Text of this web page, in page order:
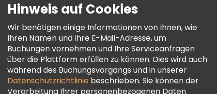
AGB Und Rechtliches
Cookie-Richtlinie
Freetour Auszeichnungen
Treueprogramm
Hinweis auf Cookies
Wir benötigen einige Informationen von Ihnen, wie
Ihren Namen und Ihre E-Mail-Adresse, um
Buchungen vornehmen und Ihre Serviceanfragen
über die Plattform erfüllen zu können. Dies wird auch
während des Buchungsvorgangs und in unserer
Datenschutzrichtlinie beschrieben. Sie können der
Verarbeitung Ihrer personenbezogenen Daten